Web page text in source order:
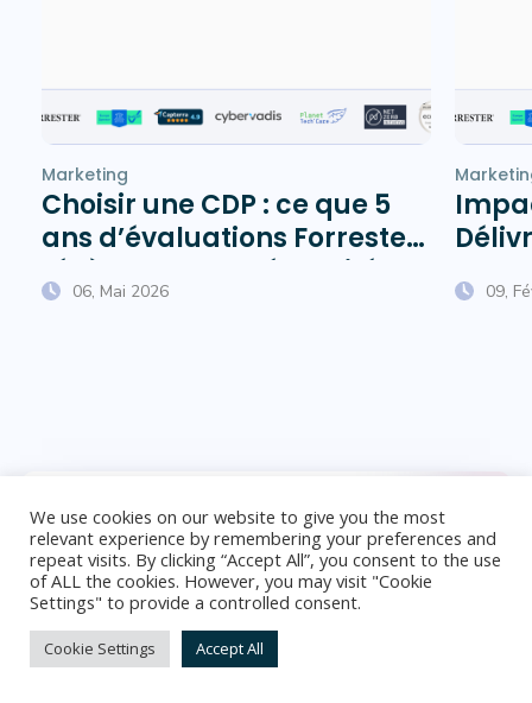
Marketing
Choisir une CDP : ce que 5
ans d’évaluations Forrester
révèlent sur la pérennité
des éditeurs
06, Mai 2026 09,
De la donnée client à la
fidélisation
Scal-e, la plateforme cloud de marketing
listée dans le Now Tech CDP du Forrester,
We use cookies on our website to give you the most
relevant experience by remembering your preferences and
repeat visits. By clicking “Accept All”, you consent to the use
of ALL the cookies. However, you may visit "Cookie
Settings" to provide a controlled consent.
Cookie Settings Accept All